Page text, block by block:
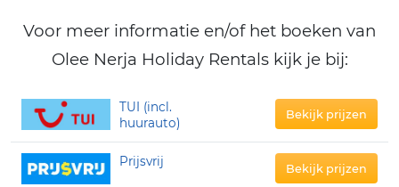
Voor meer informatie en/of het boeken van
Olee Nerja Holiday Rentals kijk je bij:
TUI (incl.
huurauto)
Bekijk prijzen
Prijsvrij Bekijk prijzen